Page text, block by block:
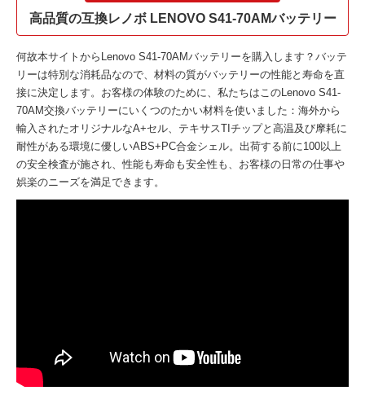
高品質の互換レノボ LENOVO S41-70AMバッテリー
何故本サイトから Lenovo S41-70AMバッテリーを購入します？バッテ
リーは特別な消耗品なので、材料の質がバッテリーの性能と寿命を直
接に決定します。お客様の体験のために、私たちはこのLenovo S41-
70AM交換バッテリーにいくつのたかい材料を使いました：海外から
輸入されたオリジナルなA+セル、テキサスTIチップと高温及び摩耗に
耐性がある環境に優しいABS+PC合金シェル。出荷する前に100以上
の安全検査が施され、性能も寿命も安全性も、お客様の日常の仕事や
娯楽のニーズを満足できます。